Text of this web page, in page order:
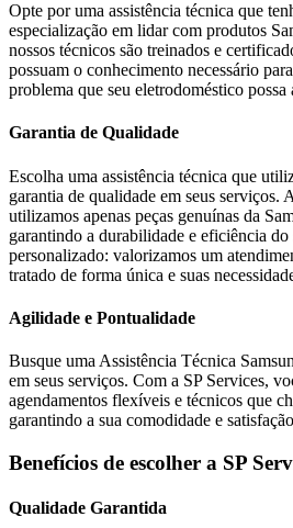
Opte por uma assistência técnica que
especialização em lidar com produtos
nossos técnicos são treinados e
possuam o conhecimento necessário
problema que seu eletrodoméstico possa
Garantia de Qualidade
Escolha uma assistência técnica que
garantia de qualidade em seus serviços.
utilizamos apenas peças genuínas da
garantindo a durabilidade e eficiência
personalizado: valorizamos um
tratado de forma única e suas
Agilidade e Pontualidade
Busque uma Assistência Técnica
em seus serviços. Com a SP Services,
agendamentos flexíveis e técnicos que
garantindo a sua comodidade e
Benefícios de escolher a SP
Qualidade Garantida